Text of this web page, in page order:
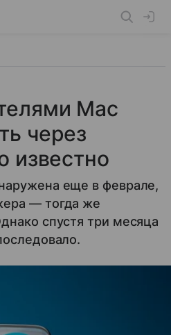
Mac
через
известно
еще в феврале,
— тогда же
спустя три месяца